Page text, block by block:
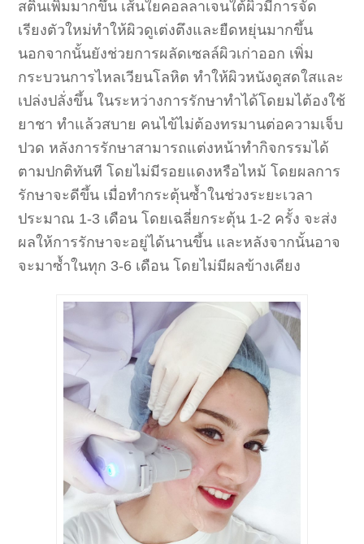
สตินเพิ่มมากขึ้น เส้นใยคอลลาเจนใต้ผิวมีการจัด
เรียงตัวใหม่ทำให้ผิวดูเต่งตึงและยืดหยุ่นมากขึ้น
นอกจากนั้นยังช่วยการผลัดเซลล์ผิวเก่าออก เพิ่ม
กระบวนการไหลเวียนโลหิต ทำให้ผิวหนังดูสดใสและ
เปล่งปลั่งขึ้น ในระหว่างการรักษาทำได้โดยมไต้องใช้
ยาชา ทำแล้วสบาย คนไข้ไม่ต้องทรมานต่อความเจ็บ
ปวด หลังการรักษาสามารถแต่งหน้าทำกิจกรรมได้
ตามปกติทันที โดยไม่มีรอยแดงหรือไหม้ โดยผลการ
รักษาจะดีขึ้น เมื่อทำกระตุ้นซ้ำในช่วงระยะเวลา
ประมาณ 1-3 เดือน โดยเฉลี่ยกระตุ้น 1-2 ครั้ง จะส่ง
ผลให้การรักษาจะอยู่ได้นานขึ้น และหลังจากนั้นอาจ
จะมาซ้ำในทุก 3-6 เดือน โดยไม่มีผลข้างเคียง